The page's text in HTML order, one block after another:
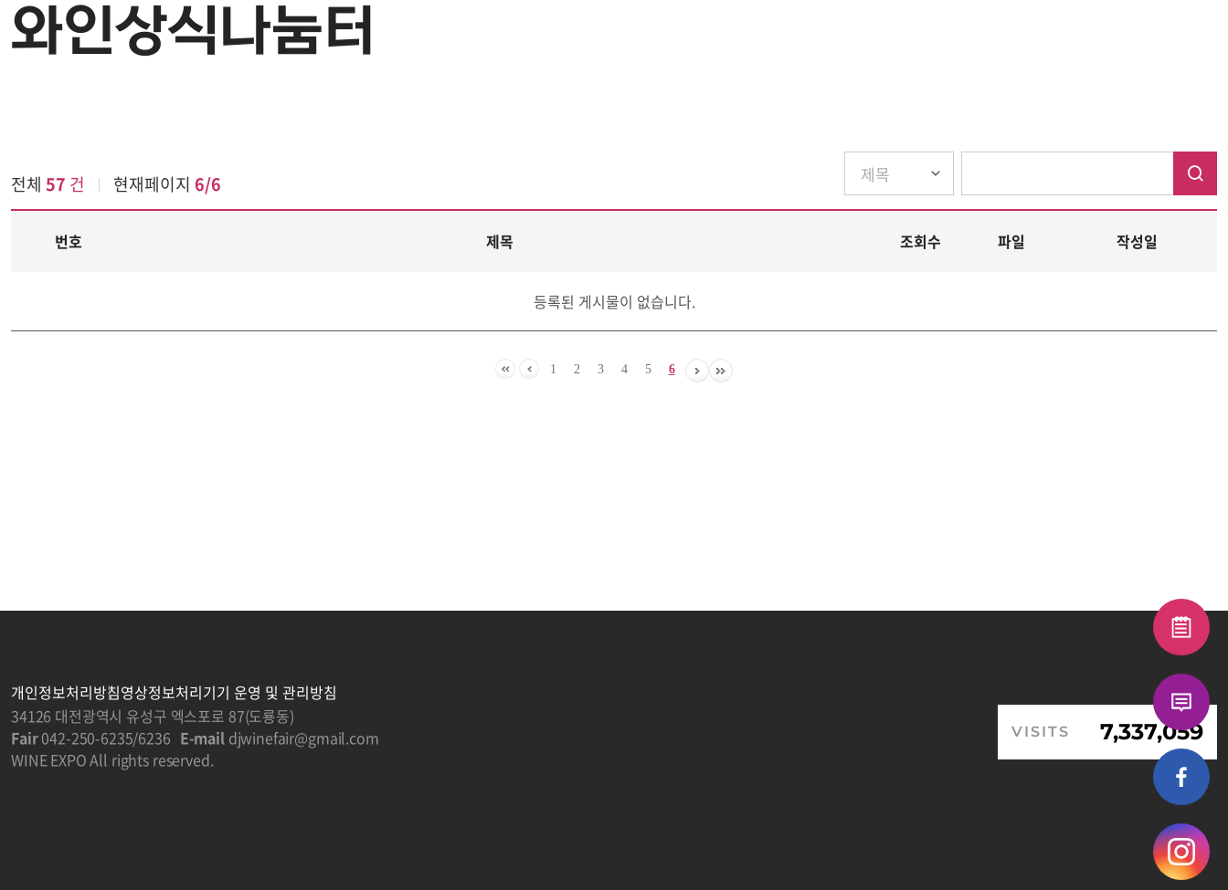
와인상식나눔터
전체 57 건 현재페이지 6/6
글리스트번호 제목 조회수 파일 작성일
등록된 게시물이 없습니다.
1 2 3 4 5 6
개인정보처리방침영상정보처리기기 운영 및 관리방침
34126 대전광역시 유성구 엑스포로 87(도룡동)
Fair042-250-6235/6236 E-mail djwinefair@gmail.com
WINE EXPO All rights reserved.
VISITS 7,337,059